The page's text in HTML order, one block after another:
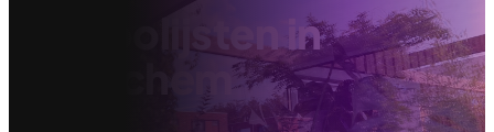
Glas polijsten in